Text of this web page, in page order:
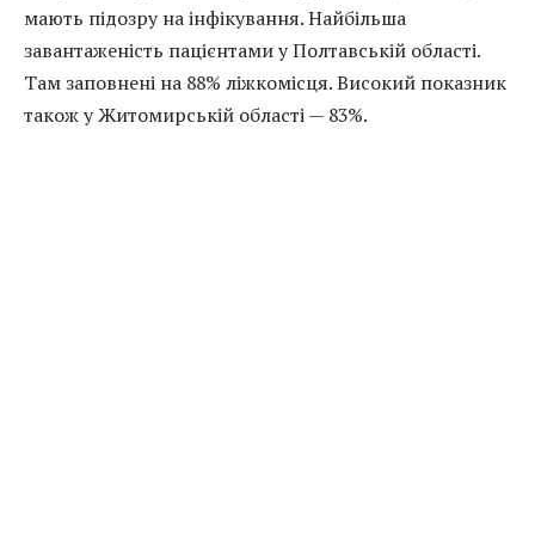
мають підозру на інфікування. Найбільша
завантаженість пацієнтами у Полтавській області.
Там заповнені на 88% ліжкомісця. Високий показник
також у Житомирській області — 83%.